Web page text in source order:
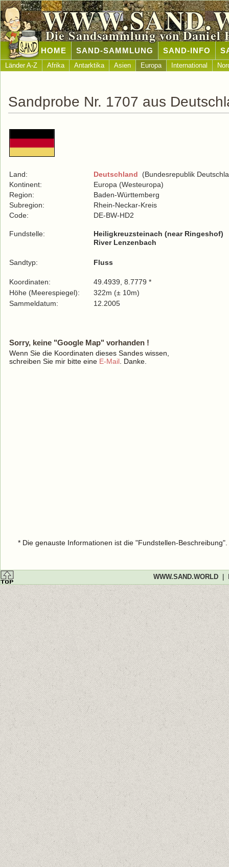
Die Sandsammlung von Daniel
HOME SAND-SAMMLUNG SAND-INFO
Länder A-Z Afrika Antarktika Asien Europa International
Sandprobe Nr. 1707 aus
Land: Deutschland (Bundesrepublik
Kontinent:
Europa (Westeuropa)
Region:
Baden-Württemberg
Subregion:
Rhein-Neckar-Kreis
Code:
DE-BW-HD2
Fundstelle:
Heiligkreuzsteinach (near Ringeshof)
River Lenzenbach
Sandtyp: Fluss
Koordinaten:
49.4939, 8.7779 *
Höhe (Meerespiegel):
322m (± 10m)
Sammeldatum:
12.2005
Sorry, keine "Google Map" vorhanden !
Wenn Sie die Koordinaten dieses Sandes wissen,
schreiben Sie mir bitte eine E-Mail . Danke.
* Die genauste Informationen ist die "Fundstellen-
WWW.SAND.WORLD|